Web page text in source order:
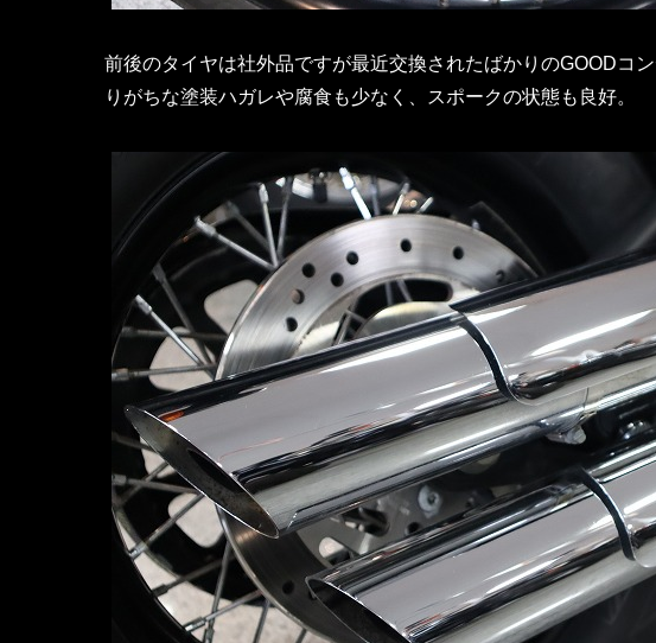
前後のタイヤは社外品ですが最近交換されたばかりのGOODコ
りがちな塗装ハガレや腐食も少なく、スポークの状態も良好。